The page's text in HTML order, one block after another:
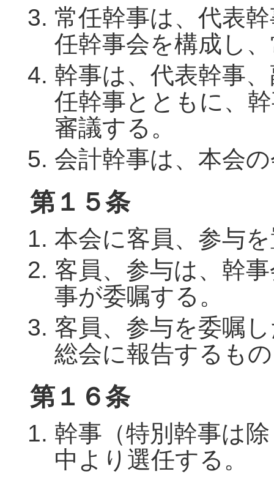
常任幹事は、代表
任幹事会を構成し
幹事は、代表幹事
任幹事とともに、
審議する。
会計幹事は、本会
第１５条
本会に客員、参与
客員、参与は、幹
事が委嘱する。
客員、参与を委嘱
総会に報告するも
第１６条
幹事（特別幹事は
中より選任する。